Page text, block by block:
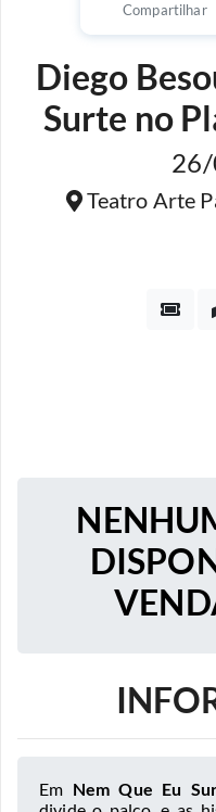
Compartilhar
Diego
Surte no
Teatro Arte
Em Nem Que Eu